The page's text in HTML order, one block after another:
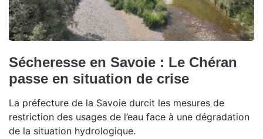
Sécheresse en Savoie : Le Chéran
passe en situation de crise
La préfecture de la Savoie durcit les mesures de
restriction des usages de l’eau face à une dégradation
de la situation hydrologique.